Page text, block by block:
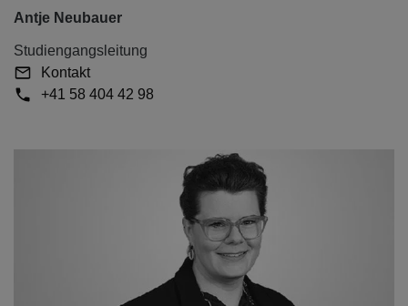
Antje Neubauer
Studiengangsleitung
Kontakt
+41 58 404 42 98